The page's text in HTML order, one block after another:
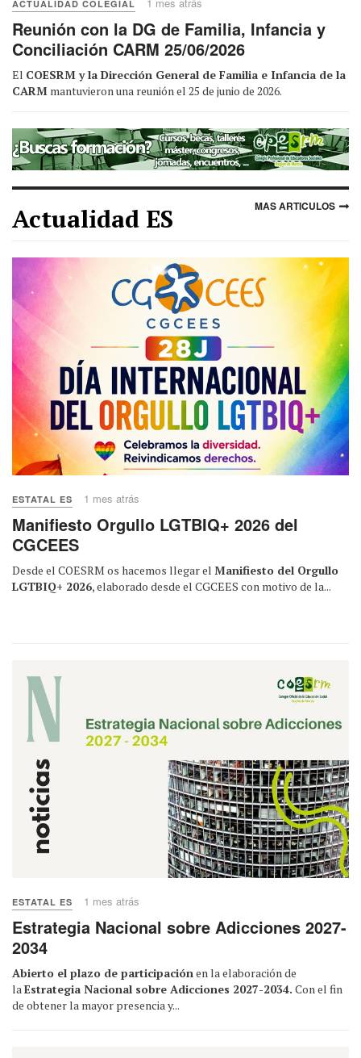
ACTUALIDAD COLEGIAL
Reunión con la DG de Familia, Infancia y
Conciliación CARM 25/06/2026
El COESRM y la Dirección General de Familia e Infancia de la
CARM mantuvieron una reunión el 25 de junio de 2026.
Actualidad ES MAS ARTICULOS
ESTATAL ES 1 mes atrás
Manifiesto Orgullo LGTBIQ+ 2026 del
CGCEES
Desde el COESRM os hacemos llegar el Manifiesto del Orgullo
LGTBIQ+ 2026, elaborado desde el CGCEES con motivo de la...
ESTATAL ES 1 mes atrás
Estrategia Nacional sobre Adicciones 2027-
2034
Abierto el plazo de participaciónen la elaboración de
laEstrategia Nacional sobre Adicciones 2027-2034. Con el fin
de obtener la mayor presencia y...